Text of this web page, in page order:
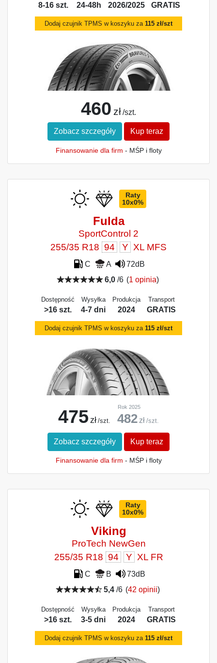
8-16 szt. 24-48h 2026/2025 GRATIS
Dodaj czujnik TPMS w koszyku za 115 zł/szt
460 zł /szt.
Zobacz szczegóły Kup teraz
Finansowanie dla firm - MŚP i floty
Raty
10x0%
Fulda
SportControl 2
255/35 R18 94 Y XL MFS
C A
72dB
6,0/6 (1 opinia)
Dostępność
>16 szt.
Wysyłka
4-7 dni
Produkcja
2024
Transport
GRATIS
Dodaj czujnik TPMS w koszyku za 115 zł/szt
475 zł /szt.
Rok 2025
482 zł /szt.
Zobacz szczegóły Kup teraz
Finansowanie dla firm - MŚP i floty
Raty
10x0%
Viking
ProTech NewGen
255/35 R18 94 Y XL FR
C B
73dB
5,4/6 (42 opinii)
Dostępność
>16 szt.
Wysyłka
3-5 dni
Produkcja
2024
Transport
GRATIS
Dodaj czujnik TPMS w koszyku za 115 zł/szt